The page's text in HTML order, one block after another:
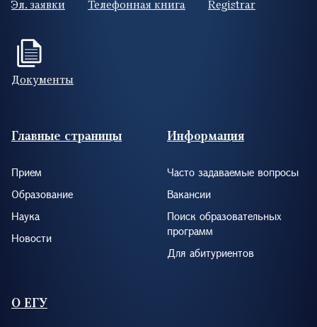
Эл. заявки Телефонная книга Registrar
Документы
Footer (RUS)
Главные страницы
Прием
Образование
Наука
Новости
Информация
Часто задаваемые вопросы
Вакансии
Поиск образовательных
программ
Для абитуриентов
О ЕГУ